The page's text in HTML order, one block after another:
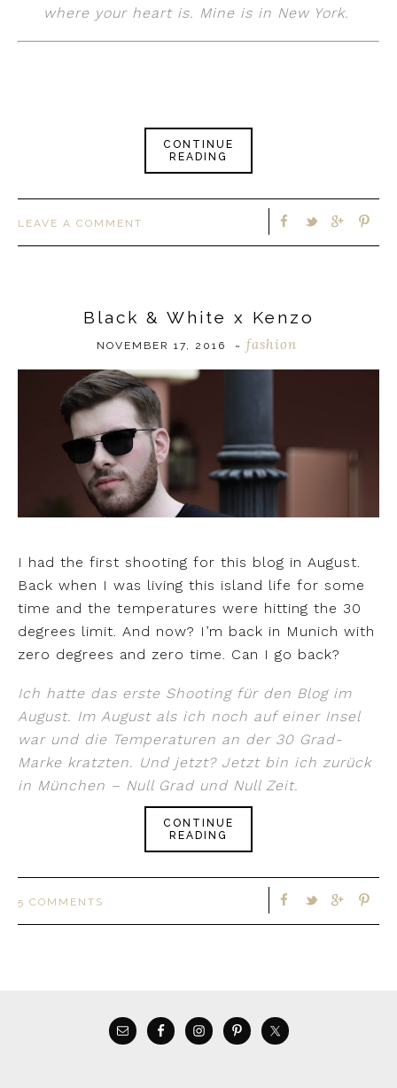
where your heart is. Mine is in New York.
CONTINUE
READING
LEAVE A COMMENT
Black & White x Kenzo
NOVEMBER 17, 2016 ~ fashion
I had the first shooting for this blog in August.
Back when I was living this island life for some
time and the temperatures were hitting the 30
degrees limit. And now? I’m back in Munich with
zero degrees and zero time. Can I go back?
Ich hatte das erste Shooting für den Blog im
August. Im August als ich noch auf einer Insel
war und die Temperaturen an der 30 Grad-
Marke kratzten. Und jetzt? Jetzt bin ich zurück
in München – Null Grad und Null Zeit.
CONTINUE
READING
5 COMMENTS